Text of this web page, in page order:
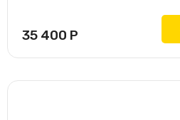
35 400 Р